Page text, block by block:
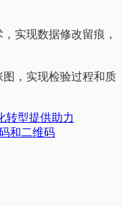
实现数据修改留痕，
，实现检验过程和质
转型提供助力
和二维码